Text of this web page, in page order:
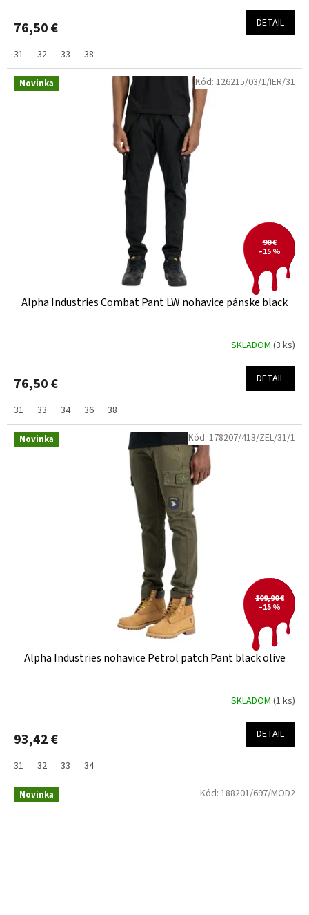
76,50 € DETAIL
31 32 33 38
Novinka
90 €
–15 %
Alpha Industries Combat Pant LW nohavice pánske black
SKLADOM (3 ks)
76,50 € DETAIL
31 33 34 36 38
Kód: 126215/03/1/IER/31
Novinka
109,90 €
–15 %
Alpha Industries nohavice Petrol patch Pant black olive
SKLADOM (1 ks)
93,42 € DETAIL
31 32 33 34
Kód: 178207/413/ZEL/31/1
Novinka Kód: 188201/697/MOD2